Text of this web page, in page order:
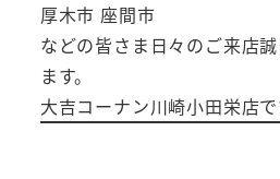
厚木市 座間市
などの皆さま日々のご来店
ます。
大吉コーナン川崎小田栄店で